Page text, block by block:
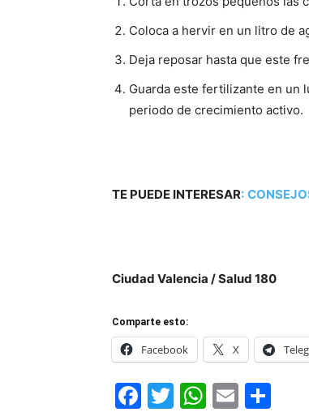
Coloca a hervir en un litro de
Deja reposar hasta que este
Guarda este fertilizante en un
periodo de crecimiento activo.
TE PUEDE INTERESAR:
Ciudad Valencia / Salud 180
Comparte esto:
Facebook X
Facebook
TwitterEmail